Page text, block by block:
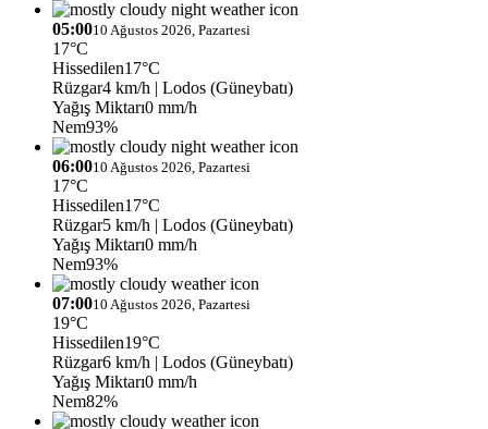
05:0010 Ağustos 2026, Pazartesi
17°C
Hissedilen17°C
Rüzgar4 km/h | Lodos (Güneybatı)
Yağış Miktarı0 mm/h
Nem93%
06:0010 Ağustos 2026, Pazartesi
17°C
Hissedilen17°C
Rüzgar5 km/h | Lodos (Güneybatı)
Yağış Miktarı0 mm/h
Nem93%
07:0010 Ağustos 2026, Pazartesi
19°C
Hissedilen19°C
Rüzgar6 km/h | Lodos (Güneybatı)
Yağış Miktarı0 mm/h
Nem82%